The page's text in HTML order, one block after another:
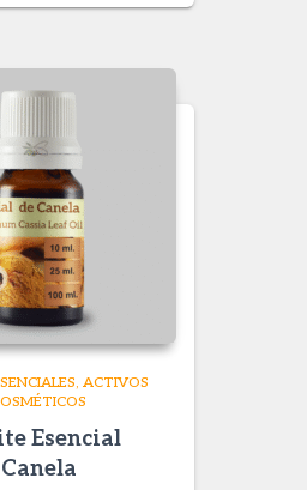
$ 24.800
$ 129.000
ACTIVOS
Esencial
Canela